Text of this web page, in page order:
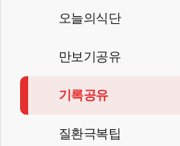
오늘의식단
만보기공유
기록공유
질환극복팁